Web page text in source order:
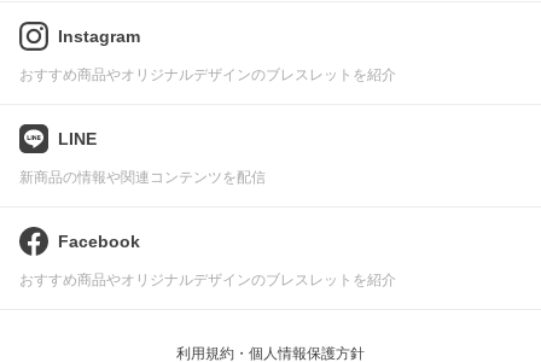
Instagram
おすすめ商品やオリジナルデザインのブレスレットを紹介
LINE
新商品の情報や関連コンテンツを配信
Facebook
おすすめ商品やオリジナルデザインのブレスレットを紹介
利用規約・個人情報保護方針